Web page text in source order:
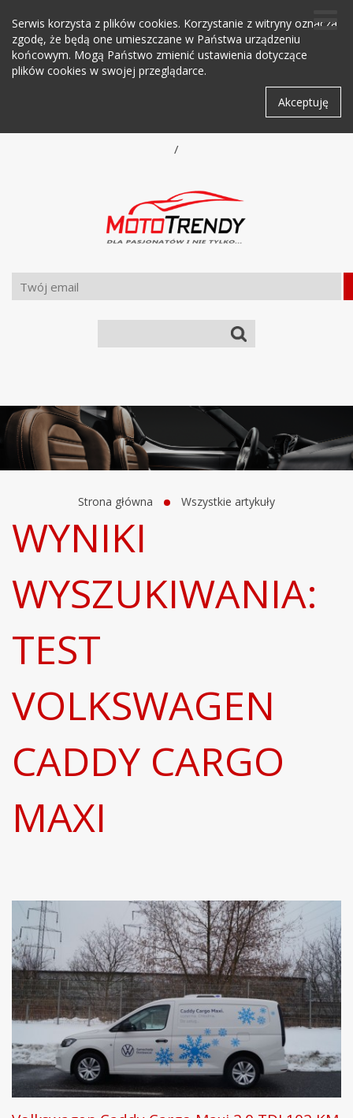
Serwis korzysta z plików cookies. Korzystanie z witryny oznacza
zgodę, że będą one umieszczane w Państwa urządzeniu
końcowym. Mogą Państwo zmienić ustawienia dotyczące
plików cookies w swojej przeglądarce.
Akceptuję
/
Strona główna Wszystkie artykuły
WYNIKI
WYSZUKIWANIA:
TEST
VOLKSWAGEN
CADDY CARGO
MAXI